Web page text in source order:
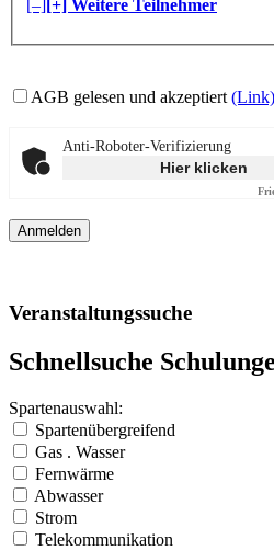
[–] [+] Weitere Teilnehmer
AGB gelesen und akzeptiert (Link)
Anti-Roboter-Verifizierung
Hier klicken
Veranstaltungssuche
Schnellsuche
Spartenauswahl:
Spartenübergreifend
Gas . Wasser
Fernwärme
Abwasser
Strom
Telekommunikation